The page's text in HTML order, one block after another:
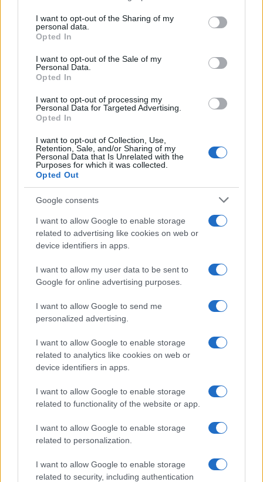
not limited to your visit or usage behaviour. You may click to
grant or deny consent to Google and its third-party tags to
use your data for below specified purposes in below Google
consent section.
I want to opt-out of the Sharing of my
personal data.
Opted In
I want to opt-out of the Sale of my
Personal Data.
Opted In
I want to opt-out of processing my
Personal Data for Targeted Advertising.
Opted In
I want to opt-out of Collection, Use,
Retention, Sale, and/or Sharing of my
Personal Data that Is Unrelated with the
Purposes for which it was collected.
Opted Out
Google consents
I want to allow Google to enable storage
related to advertising like cookies on web or
device identifiers in apps.
I want to allow my user data to be sent to
Google for online advertising purposes.
I want to allow Google to send me
personalized advertising.
I want to allow Google to enable storage
related to analytics like cookies on web or
device identifiers in apps.
I want to allow Google to enable storage
related to functionality of the website or app.
I want to allow Google to enable storage
related to personalization.
I want to allow Google to enable storage
related to security, including authentication
Matteo Pellegrino ha organizzato una sfilata
pop-up nei vicoli del Quartieri Spagnoli per
moda che cura rubriche su artigianato e
tendenze locali. Nato a Napoli, conserva
di via Toledo.
Continua a leggere
TECH